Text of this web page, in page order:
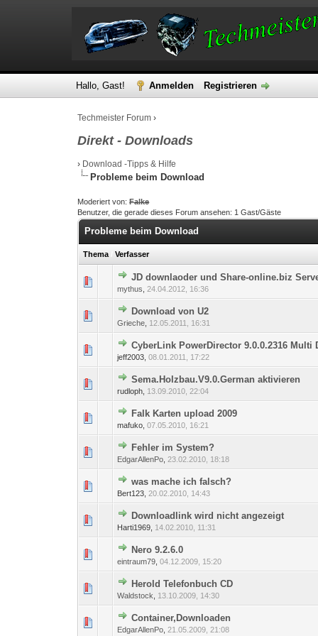
Hallo, Gast! Anmelden Registrieren
Techmeister Forum ›
Direkt - Downloads
› Download -Tipps & Hilfe
Probleme beim Download
Moderiert von:Falke
Benutzer, die gerade dieses Forum ansehen: 1 Gast/Gäste
Probleme beim Download
Thema /Verfasser
JD downlaoder und Share-online.biz
mythus ,24.04.2012, 16:36
0 Bewertung(en) - 0 1
Download von U2
Grieche 12.05.2011, 16:31
CyberLink PowerDirector 9.0.0.2316
jeff2003,08.01.2011, 17:22
0 Bewertung(en) - 0 1
Sema.Holzbau.V9.0.German aktivieren
rudloph, 13.09.2010, 22:04
0 Bewertung(en) - 0
Falk Karten upload 2009
mafuko,07.05.2010, 16:21
0 Bewertung(en) - 0
Fehler im System?
EdgarAllenPo 23.02.2010, 18:18
was mache ich falsch?
Bert123,20.02.2010, 14:43
0 Bewertung(en) - 0
Downloadlink wird nicht angezeigt
Harti1969, 14.02.2010, 11:31
0 Bewertung(en) - 0
Nero 9.2.6.0
eintraum79 ,04.12.2009, 15:20
Herold Telefonbuch CD
Waldstock 13.10.2009, 14:30
0 Bewertung(en) - 0
Container,Downloaden
EdgarAllenPo ,21.05.2009, 21:08
0 Bewertung(en) - 0